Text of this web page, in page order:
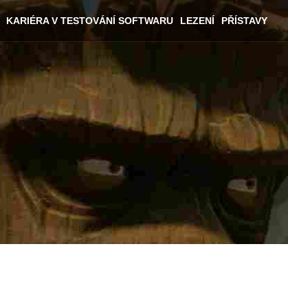
KARIÉRA V TESTOVÁNÍ SOFTWARU LEZENÍ PŘÍSTAVY